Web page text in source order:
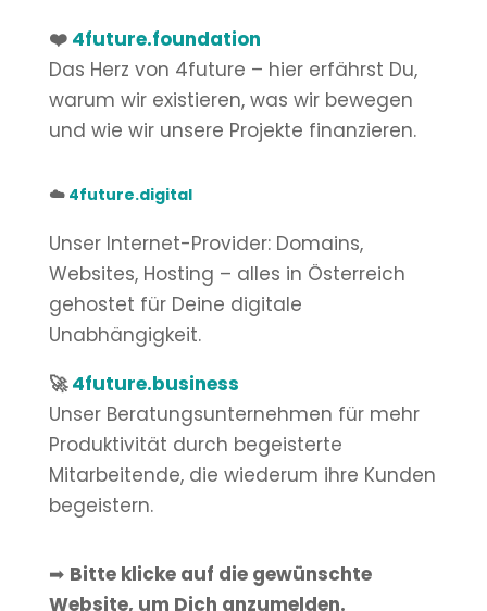
❤️ 4future.foundation
Das Herz von 4future – hier erfährst Du,
warum wir existieren, was wir bewegen
und wie wir unsere Projekte finanzieren.
☁️ 4future.digital
Unser Internet-Provider: Domains,
Websites, Hosting – alles in Österreich
gehostet für Deine digitale
Unabhängigkeit.
🚀4future.business
Unser Beratungsunternehmen für mehr
Produktivität durch begeisterte
Mitarbeitende, die wiederum ihre Kunden
begeistern.
➡ Bitte klicke auf die gewünschte
Website, um Dich anzumelden.